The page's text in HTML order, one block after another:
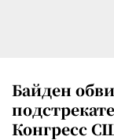
Байден
Конгресс